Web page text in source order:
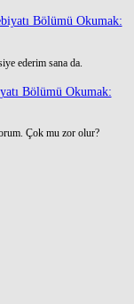
Bölümü Okumak:
ederim sana da.
Bölümü Okumak:
Çok mu zor olur?